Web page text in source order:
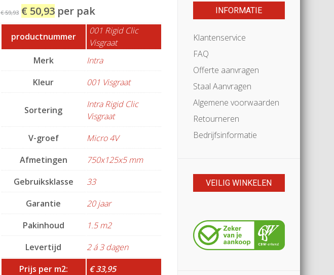
€59,93 €50,93per pak
productnummer
001 Rigid Clic
Visgraat
Merk
Intra
Kleur
001 Visgraat
Sortering
Intra Rigid Clic
Visgraat
V-groef
Micro 4V
Afmetingen
750x125x5 mm
Gebruiksklasse
33
Garantie
20 jaar
Pakinhoud
1.5 m2
Levertijd
2 á 3 dagen
Prijs per m2:
€ 33,95
INFORMATIE
Klantenservice
FAQ
Offerte aanvragen
Staal Aanvragen
Algemene voorwaarden
Retourneren
Bedrijfsinformatie
VEILIG WINKELEN